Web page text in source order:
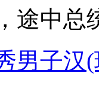
途中总
男子汉